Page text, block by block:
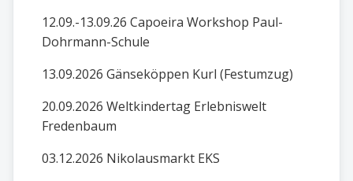
12.09.-13.09.26 Capoeira Workshop Paul-
Dohrmann-Schule
13.09.2026 Gänseköppen Kurl (Festumzug)
20.09.2026 Weltkindertag Erlebniswelt
Fredenbaum
03.12.2026 Nikolausmarkt EKS